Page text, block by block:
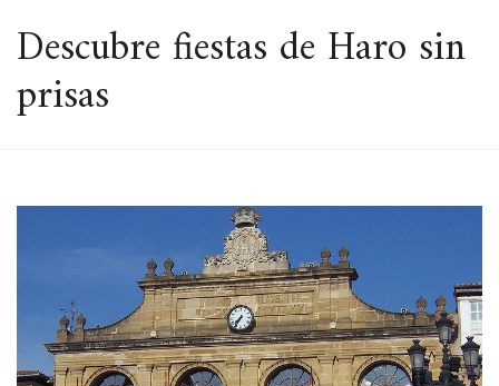
ESPACIO
Descubre fiestas de Haro sin
prisas